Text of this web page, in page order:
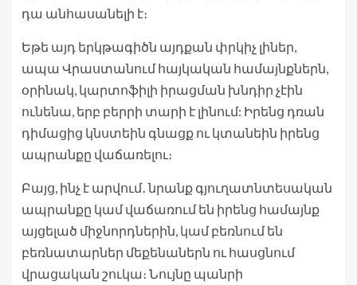
դա անհասանելի է։
Եթե այդ երկթագիծն այդքան փրկիչ լիներ,
ապա Վրաստանում հայկական համայնքներն,
օրինակ, կարտոֆիլի իրացման խնդիր չէին
ունենա, երբ բերրի տարի է լինում: Իրենց դռան
դիմացից կնստեին գնացք ու կտանեին իրենց
ապրանքը վաճառելու։
Բայց, ինչ է արվում․ նրանք գյուղատնտեսական
ապրանքը կամ վաճառում են իրենց համայնք
այցելած միջնորդներին, կամ բեռնում են
բեռնատարներ մեքենաներն ու հասցնում
վրացական շուկա։ Նույնը պանրի